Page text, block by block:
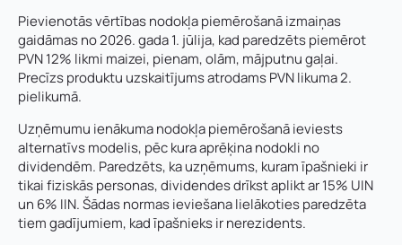
Pievienotās vērtības nodokļa piemērošanā izmaiņas
gaidāmas no 2026. gada 1. jūlija, kad paredzēts piemērot
PVN 12% likmi maizei, pienam, olām, mājputnu gaļai.
Precīzs produktu uzskaitījums atrodams PVN likuma 2.
pielikumā.
Uzņēmumu ienākuma nodokļa piemērošanā ieviests
alternatīvs modelis, pēc kura aprēķina nodokli no
dividendēm. Paredzēts, ka uzņēmums, kuram īpašnieki ir
tikai fiziskās personas, dividendes drīkst aplikt ar 15% UIN
un 6% IIN. Šādas normas ieviešana lielākoties paredzēta
tiem gadījumiem, kad īpašnieks ir nerezidents.
Vārds, uzvārds*